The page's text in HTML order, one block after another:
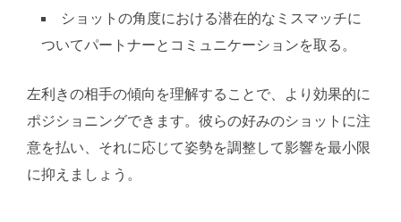
ショットの角度における潜在的なミスマッチに
ついてパートナーとコミュニケーションを取る。
左利きの相手の傾向を理解することで、より効果的に
ポジショニングできます。彼らの好みのショットに注
意を払い、それに応じて姿勢を調整して影響を最小限
に抑えましょう。